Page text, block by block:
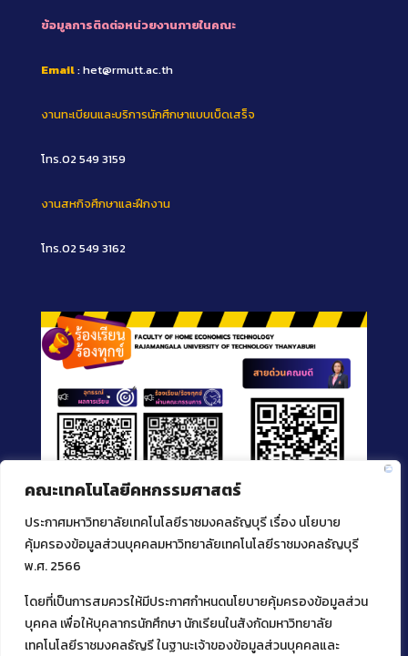
คณะเทคโนโลยีคหกรรมศาสตร์
ประกาศมหาวิทยาลัยเทคโนโลยีราชมงคลธัญบุรี เรื่อง นโยบาย
คุ้มครองข้อมูลส่วนบุคคลมหาวิทยาลัยเทคโนโลยีราชมงคลธัญบุรี
พ.ศ. 2566
โดยที่เป็นการสมควรให้มีประกาศกำหนดนโยบายคุ้มครองข้อมูลส่วน
บุคคล เพื่อให้บุคลากรนักศึกษา นักเรียนในสังกัดมหาวิทยาลัย
เทคโนโลยีราชมงคลธัญรี ในฐานะเจ้าของข้อมูลส่วนบุคคลและ
ข้อมูลการติดต่อหน่วยงานภายในคณะ
Email: het@rmutt.ac.th
งานทะเบียนและบริการนักศึกษาแบบเบ็ดเสร็จ
โทร.02 549 3159
งานสหกิจศึกษาและฝึกงาน
โทร.02 549 3162
ติดต่อคณะเทคโนโลยีคหกรรมศาสตร์